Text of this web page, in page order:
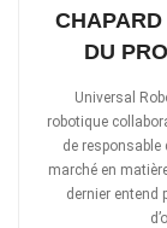
DU
Universal
robotique
de responsable
marché en
dernier entend